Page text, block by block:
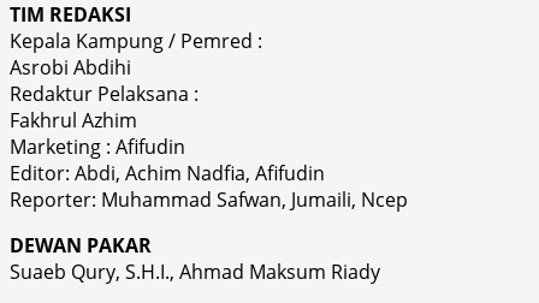
TIM REDAKSI
Kepala Kampung / Pemred :
Asrobi Abdihi
Redaktur Pelaksana :
Fakhrul Azhim
Marketing : Afifudin
Editor: Abdi, Achim Nadfia, Afifudin
Reporter: Muhammad Safwan, Jumaili, Ncep
DEWAN PAKAR
Suaeb Qury, S.H.I., Ahmad Maksum Riady